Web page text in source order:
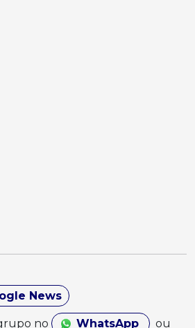
News
no WhatsApp
ou